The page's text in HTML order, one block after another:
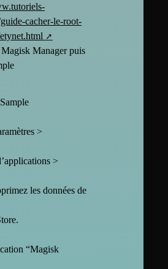
cacher-le-root-
Manager puis
>
>
les données de
“Magisk